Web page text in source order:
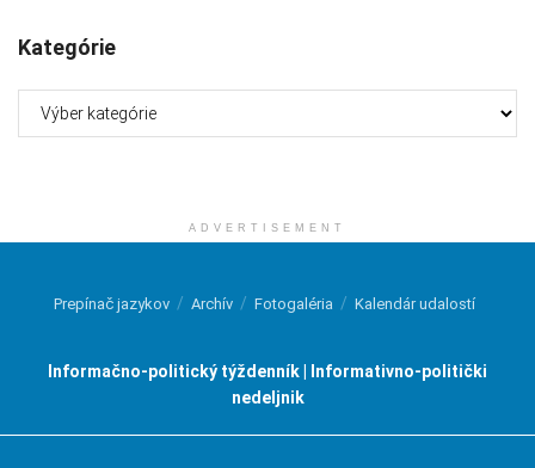
Kategórie
ADVERTISEMENT
Prepínač jazykov Archív Fotogaléria Kalendár udalostí
Informačno-politický týždenník | Informativno-politički
nedeljnik